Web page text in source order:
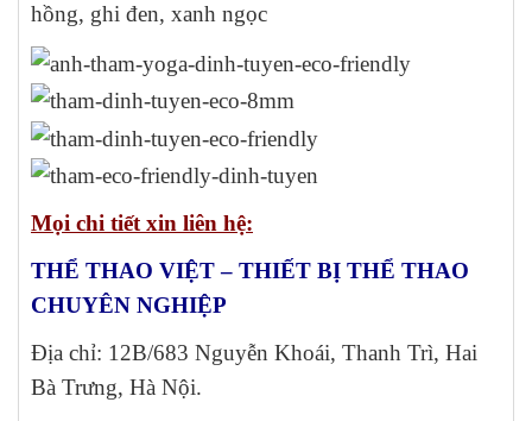
hồng, ghi đen, xanh ngọc
Mọi chi tiết xin liên hệ:
THỂ THAO VIỆT – THIẾT BỊ THỂ THAO
CHUYÊN NGHIỆP
Địa chỉ: 12B/683 Nguyễn Khoái, Thanh Trì, Hai
Bà Trưng, Hà Nội.